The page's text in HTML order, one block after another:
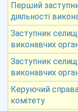
Перший
діяльності
Заступник
виконавчих
Заступник
виконавчих
Керуючий
комітету